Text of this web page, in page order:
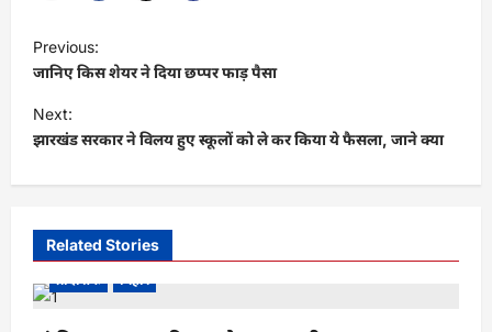
o
s
t
v
g
Previous:
जानिए किस शेयर ने दिया छप्पर फाड़ पैसा
Next:
झारखंड सरकार ने विलय हुए स्कूलों को ले कर किया ये फैसला, जाने क्या
Related Stories
प्रादेशिक
बिहार